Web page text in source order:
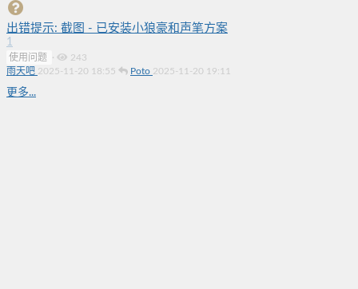
出错提示: 截图 - 已安装小狼豪和声笔方案
1
使用问题 ·
243
雨天吧 2025-11-20 18:55 Poto 2025-11-20 19:11
更多...